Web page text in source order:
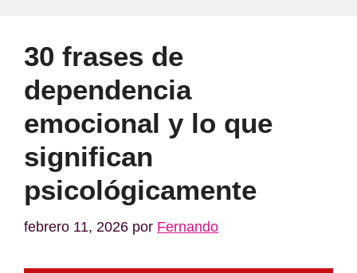
30 frases de
dependencia
emocional y lo que
significan
psicológicamente
febrero 11, 2026 por Fernando